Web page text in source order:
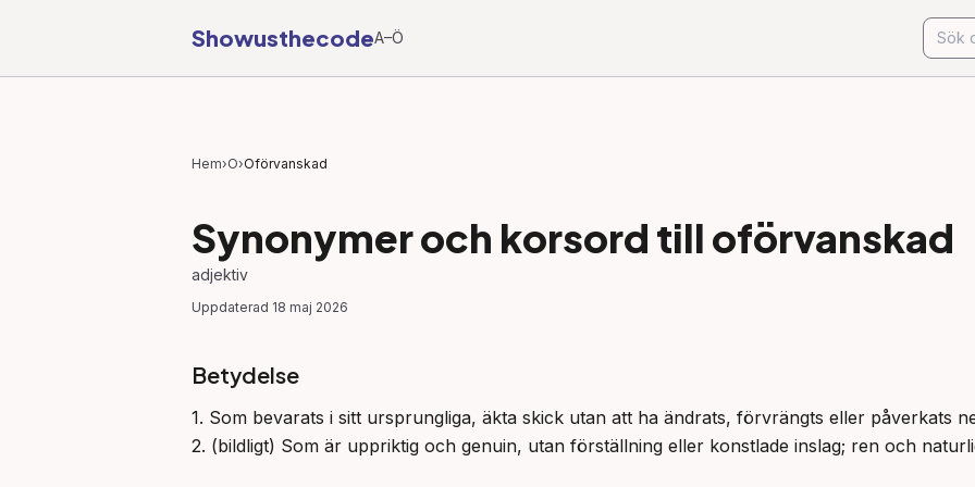
ShowusthecodeA–Ö
Hem›O›Oförvanskad
Synonymer och korsord till oförvanskad
adjektiv
Uppdaterad 18 maj 2026
Betydelse
1. Som bevarats i sitt ursprungliga, äkta skick utan att ha ändrats, förvrängts eller påverkats
2. (bildligt) Som är uppriktig och genuin, utan förställning eller konstlade inslag; ren och